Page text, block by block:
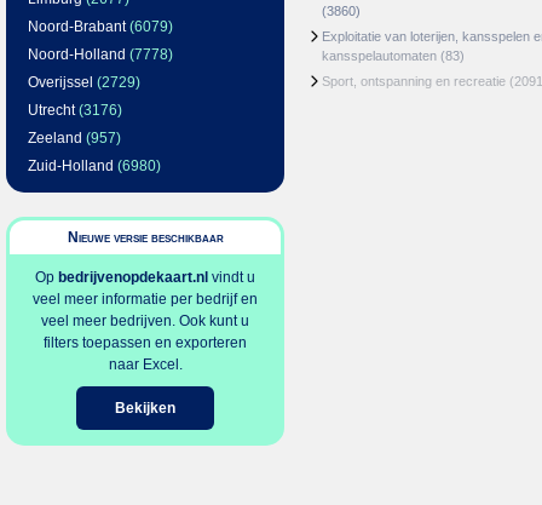
Noord-Brabant(6079)
Noord-Holland (7778)
Overijssel (2729)
Utrecht(3176)
Zeeland (957)
Zuid-Holland (6980)
Nieuwe versie beschikbaar
Op bedrijvenopdekaart.nl vindt u
veel meer informatie per bedrijf en
veel meer bedrijven. Ook kunt u
filters toepassen en exporteren
naar Excel.
Bekijken
(3860)
Exploitatie van loterijen, kansspelen
kansspelautomaten (83)
Sport, ontspanning en recreatie